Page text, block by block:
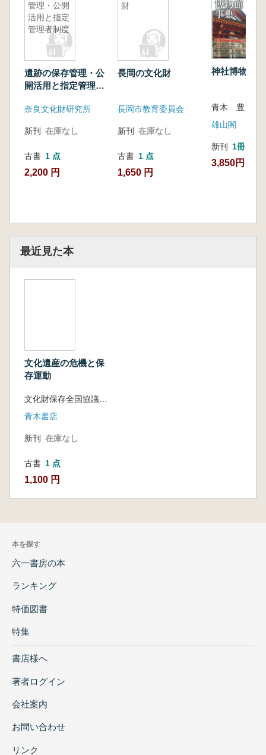
管理・公開
活用と指定
管理者制度
遺跡の保存管理・公
開活用と指定管理者
奈良文化財研究所
新刊 在庫なし
古書 1 点
2,200 円
財
長岡の文化財
長岡市教育委員会
新刊 在庫なし
古書 1 点
1,650 円
神社博物館
青木 豊 編
雄山閣
新刊 1冊
3,850円
最近見た本
文化遺産の危機と保
存運動
青木書店
新刊 在庫なし
古書 1 点
1,100 円
本を探す
六一書房の本
ランキング
特価図書
特集
書店様へ
著者ログイン
会社案内
お問い合わせ
リンク